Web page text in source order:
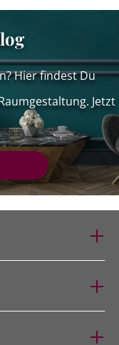
Hier findest Du
Jetzt